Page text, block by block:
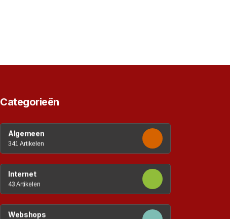
Categorieën
Algemeen
341 Artikelen
Internet
43 Artikelen
Webshops